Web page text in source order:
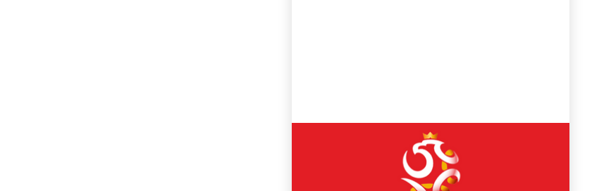
Błękitne powołanie do
reprezentacji Polski!
Nina Abe otrzymała powołanie do kadry